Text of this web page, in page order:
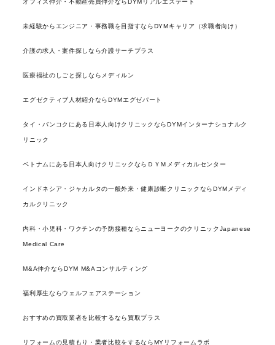
オフィス仲介・不動産売買仲介ならDYMリアルエステート
未経験からエンジニア・事務職を目指すならDYMキャリア（求職者向け）
介護の求人・案件探しなら介護サーチプラス
医療福祉のしごと探しならメディルン
エグゼクティブ人材紹介ならDYMエグゼパート
タイ・バンコクにある日本人向けクリニックならDYMインターナショナルク
リニック
ベトナムにある日本人向けクリニックならＤＹＭメディカルセンター
インドネシア・ジャカルタの一般外来・健康診断クリニックならDYMメディ
カルクリニック
内科・小児科・ワクチンの予防接種ならニューヨークのクリニックJapanese
Medical Care
M&A仲介ならDYM M&Aコンサルティング
福利厚生ならウェルフェアステーション
おすすめの買取業者を比較するなら買取プラス
リフォームの見積もり・業者比較をするならMYリフォームラボ